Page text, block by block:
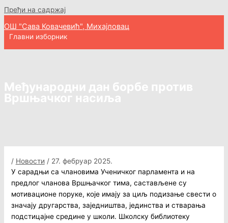
Пређи на садржај
ОШ "Сава Ковачевић", Михајловац
Главни изборник
Међународни дан борбе против
Вршњачког насиља
/ Новости / 27. фебруар 2025.
У сарадњи са члановима Ученичког парламента и на
предлог чланова Вршњачког тима, састављене су
мотивационе поруке, које имају за циљ подизање свести о
значају другарства, заједништва, јединства и стварања
подстицајне средине у школи. Школску библиотеку